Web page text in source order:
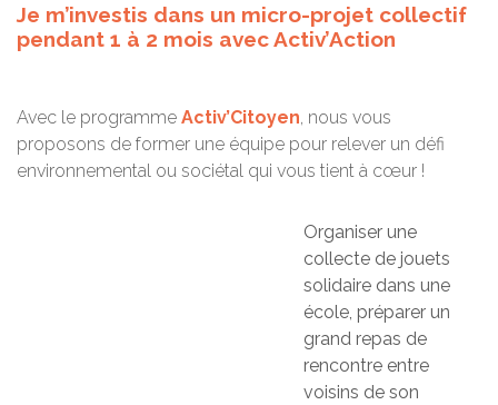
Je m’investis dans un micro-projet collectif
pendant 1 à 2 mois avec Activ’Action
Avec le programme Activ’Citoyen, nous vous
proposons de former une équipe pour relever un défi
environnemental ou sociétal qui vous tient à cœur !
Organiser une
collecte de jouets
solidaire dans une
école, préparer un
grand repas de
rencontre entre
voisins de son